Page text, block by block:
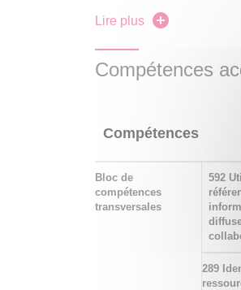
professionnelle. Il s’agit
processus d’élaboration
projets professionnels.
« Construire le
« Découvrir
« Élaborer les
Lire plus
Compétences
Compétences
Bloc de
compétences
transversales
592
289